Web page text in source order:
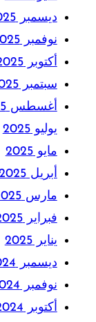
ديسمبر 2025
نوفمبر 2025
أكتوبر 2025
سبتمبر 2025
أغسطس 2025
يوليو 2025
مايو 2025
أبريل 2025
مارس 2025
فبراير 2025
يناير 2025
ديسمبر 2024
نوفمبر 2024
أكتوبر 2024